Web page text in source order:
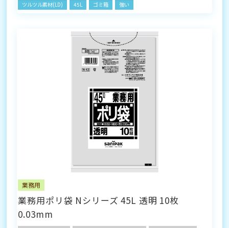
ツルツル素材(LD) 45L ゴミ箱 強い
業務用
業務用ポリ袋 Nシリーズ 45L 透明 10枚
0.03mm